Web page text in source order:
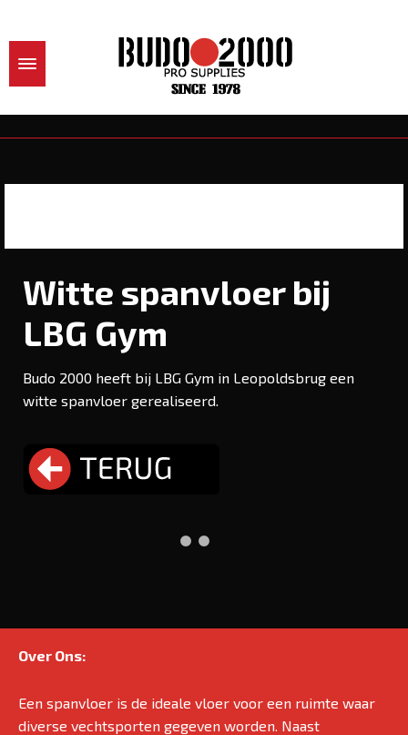
Witte spanvloer bij
LBG Gym
Budo 2000 heeft bij LBG Gym in Leopoldsbrug een
witte spanvloer gerealiseerd.
Over Ons:
Een spanvloer is de ideale vloer voor een ruimte waar
diverse vechtsporten gegeven worden. Naast